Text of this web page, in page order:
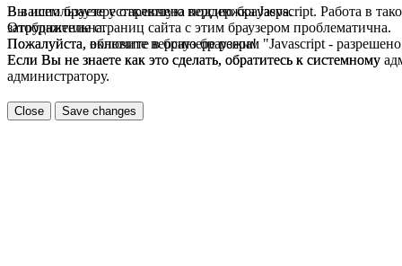
В вашем браузере отключена поддержка Jasvscript. Работа в
затруднительна.
Пожалуйста, включите в браузере режим "Javascript -
Если Вы не знаете как это сделать, обратитесь к системному
Вы используете устаревшую версию браузера.
Отображение страниц сайта с этим браузером проблематична.
Пожалуйста, обновите версию браузера!
Если Вы не знаете как это сделать, обратитесь к системному
администратору.
Close Save changes